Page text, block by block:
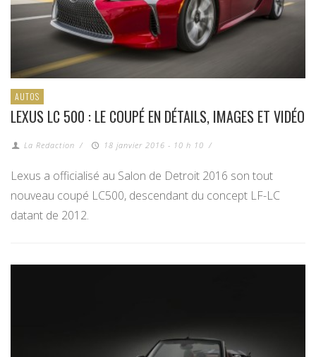
AUTOS
LEXUS LC 500 : LE COUPÉ EN DÉTAILS, IMAGES ET VIDÉO
La Redaction / 18 janvier 2016 - 10 h 10 /
Lexus a officialisé au Salon de Detroit 2016 son tout
nouveau coupé LC500, descendant du concept LF-LC
datant de 2012.